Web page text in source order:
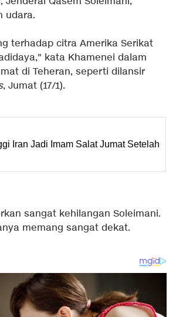
udara.
terhadap citra Amerika Serikat
kata Khamenei dalam
di Teheran, seperti dilansir
, Jumat (17/1).
Iran Jadi Imam Salat Jumat Setelah
sangat kehilangan Soleimani.
memang sangat dekat.